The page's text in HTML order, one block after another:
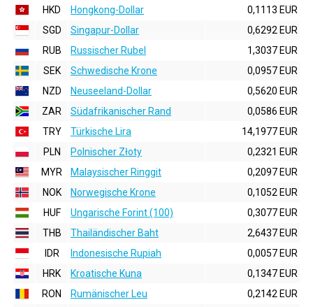
HKD
Hongkong-Dollar
0,1113 EUR
SGD
Singapur-Dollar
0,6292 EUR
RUB
Russischer Rubel
1,3037 EUR
SEK
Schwedische Krone
0,0957 EUR
NZD
Neuseeland-Dollar
0,5620 EUR
ZAR
Südafrikanischer Rand
0,0586 EUR
TRY
Türkische Lira
14,1977 EUR
PLN
Polnischer Złoty
0,2321 EUR
MYR
Malaysischer Ringgit
0,2097 EUR
NOK
Norwegische Krone
0,1052 EUR
HUF
Ungarische Forint (100)
0,3077 EUR
THB
Thailändischer Baht
2,6437 EUR
IDR
Indonesische Rupiah
0,0057 EUR
HRK
Kroatische Kuna
0,1347 EUR
RON
Rumänischer Leu
0,2142 EUR